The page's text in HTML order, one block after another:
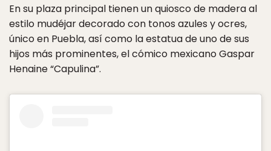
En su plaza principal tienen un quiosco de madera al
estilo mudéjar decorado con tonos azules y ocres,
único en Puebla, así como la estatua de uno de sus
hijos más prominentes, el cómico mexicano Gaspar
Henaine “Capulina”.